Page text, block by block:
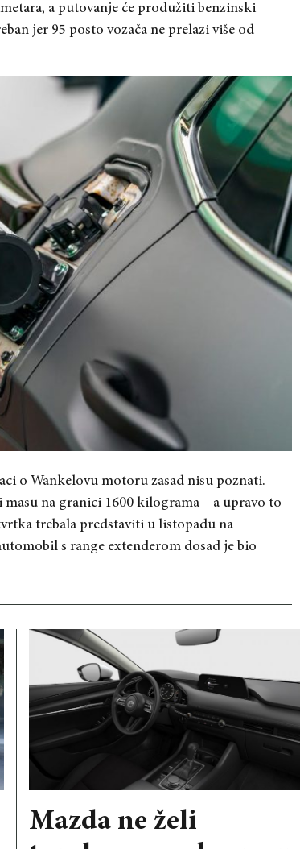
a putovanje će produžiti benzinski
jer 95 posto vozača ne prelazi više od
o Wankelovu motoru zasad nisu poznati.
na granici 1600 kilograma – a upravo to
trebala predstaviti u listopadu na
s range extenderom dosad je bio
Mazda ne želi